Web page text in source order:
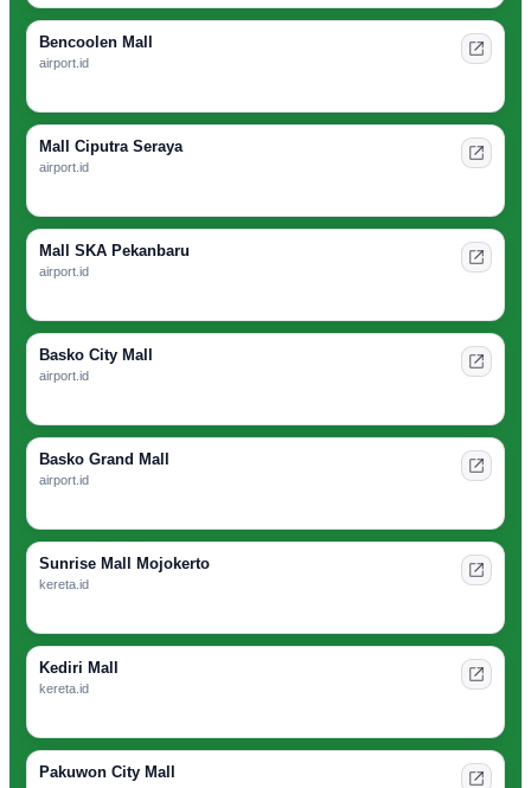
Bencoolen Mall
airport.id
Mall Ciputra Seraya
airport.id
Mall SKA Pekanbaru
airport.id
Basko City Mall
airport.id
Basko Grand Mall
airport.id
Sunrise Mall Mojokerto
kereta.id
Kediri Mall
kereta.id
Pakuwon City Mall